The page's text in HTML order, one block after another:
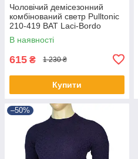
Чоловічий демісезонний
комбінований светр Pulltonic
210-419 BAT Laci-Bordo
великого розміру
В наявності
615 ₴ 1 230 ₴
Купити
–50%